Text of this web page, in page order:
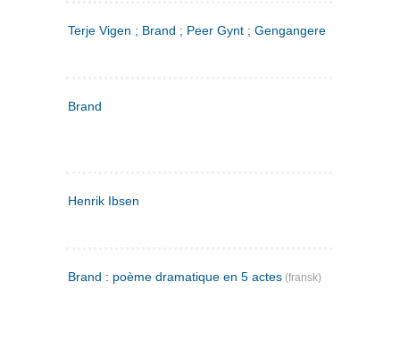
Terje Vigen ; Brand ; Peer Gynt ; Gengangere
Brand
Henrik Ibsen
Brand : poème dramatique en 5 actes (fransk)